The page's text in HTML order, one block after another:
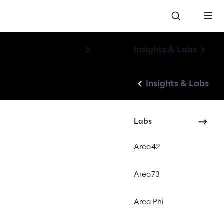
Insights & Labs
Insights & Labs
Labs
Area42
Area73
Area Phi